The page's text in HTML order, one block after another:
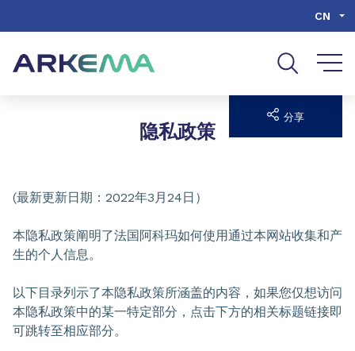
CN
隐私政策
分享
(最新更新日期：2022年3月24日）
本隐私政策阐明了法国阿科玛如何使用通过本网站收集和产
生的个人信息。
以下目录列示了本隐私政策所涵盖的内容，如果您仅想访问
本隐私政策中的某一特定部分，点击下方的相关标题链接即
可跳转至相应部分。